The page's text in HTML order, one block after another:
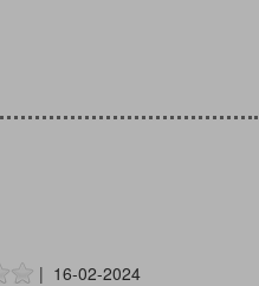
| 16-02-2024